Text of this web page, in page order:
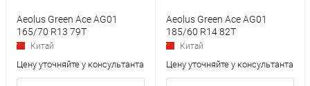
Aeolus Green Ace AG01
165/70 R13 79T
Китай
Цену уточняйте у консультанта
Aeolus Green Ace AG01
185/60 R14 82T
Китай
Цену уточняйте у консультанта